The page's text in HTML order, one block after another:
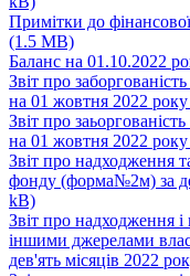
Примітки до
(1.5 MB)
Баланс на 01.10.2022
Звіт про
на 01 жовтня 2022
Звіт про
на 01 жовтня 2022
Звіт про надходження
фонду (форма№2м) за
kB)
Звіт про надходження
іншими джерелами
дев'ять місяців 2022